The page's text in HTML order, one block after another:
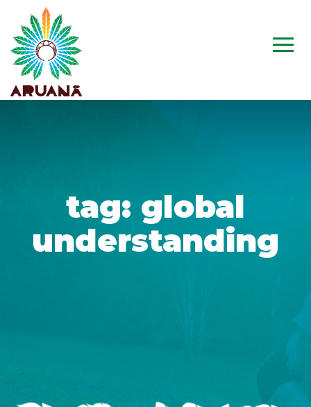
tag: global
understanding